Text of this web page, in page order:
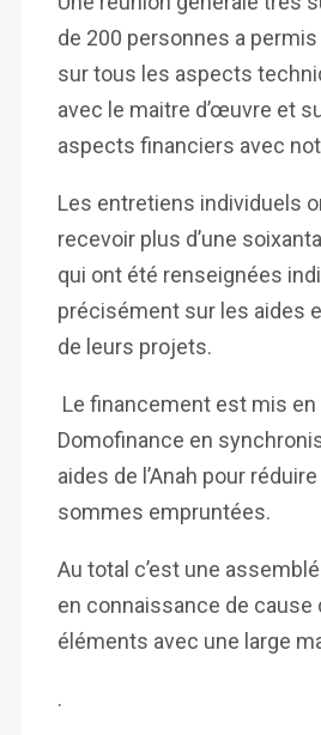
de 200 personnes a
sur tous les aspects
avec le maitre d’œuvre et
aspects financiers avec
Les entretiens individuels
recevoir plus d’une
qui ont été renseignées
précisément sur les aides
de leurs projets.
Le financement est mis en
Domofinance en
aides de l’Anah pour
sommes empruntées.
Au total c’est une
en connaissance de cause
éléments avec une large
.